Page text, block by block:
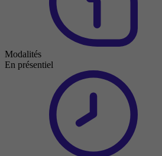
Modalités
En présentiel